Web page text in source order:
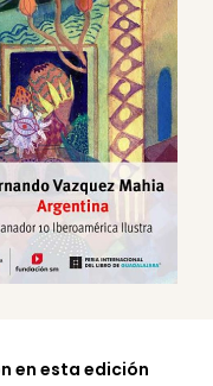
en esta edición